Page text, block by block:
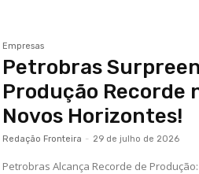
Empresas
Petrobras
Produção Recorde
Novos Horizontes!
Redação Fronteira - 29 de julho de 2026
Petrobras Alcança Recorde de